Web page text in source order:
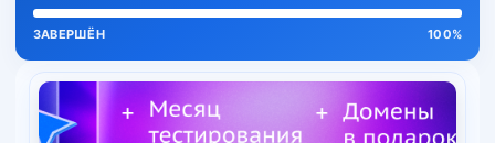
ЗАВЕРШЁН 100%